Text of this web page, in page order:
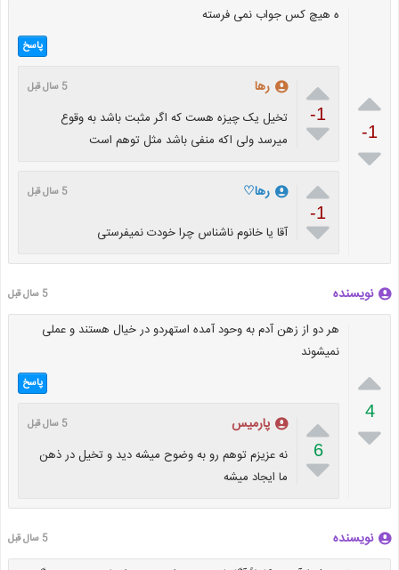

-1

ه هیچ کس جواب نمی فرسته
پاسخ

-1

رها 5 سال قبل
تخیل یک چیزه هست که اگر مثبت باشد به وقوع
میرسد ولی اکه منفی باشد مثل توهم است

-1

رها♡ 5 سال قبل
آقا یا خانوم ناشناس چرا خودت نمیفرستی
نویسنده 5 سال قبل

4

هر دو از زهن آدم به وحود آمده استهردو در خیال هستند و عملی
نمیشوند
پاسخ

6

پارمیس 5 سال قبل
نه عزیزم توهم رو به وضوح میشه دید و تخیل در ذهن
ما ایجاد میشه
نویسنده 5 سال قبل